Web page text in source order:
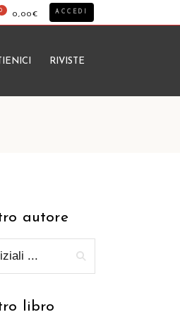
0,00€ ACCEDI
RIVISTE
autore
libro